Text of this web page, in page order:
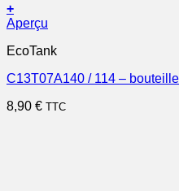
+
Aperçu
EcoTank
C13T07A140 / 114 –
8,90 € TTC